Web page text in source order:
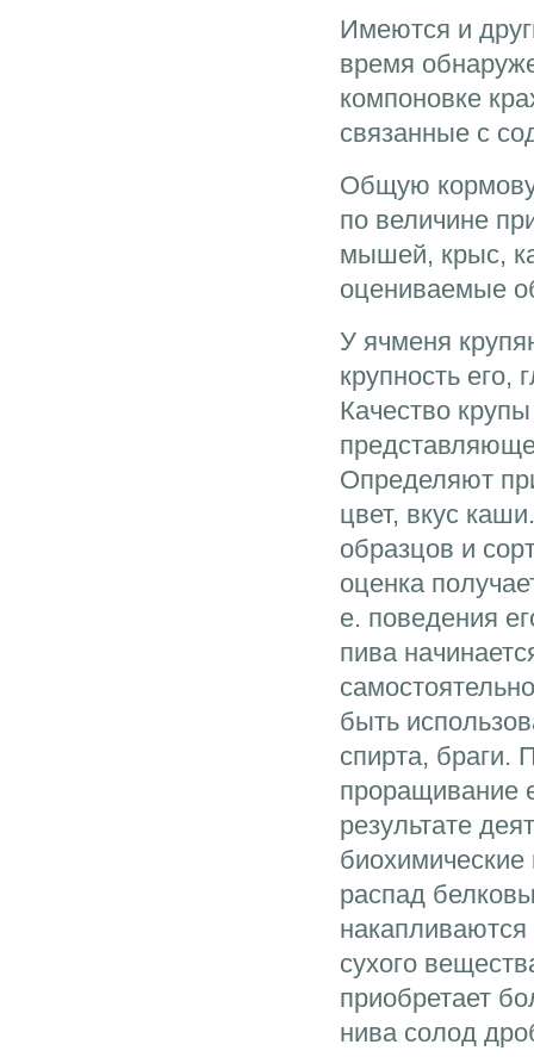
Имеются и
время
компоновке
связанные с
Общую
по величине
мышей, крыс,
оцениваемые
У ячменя
крупность
Качество
Определяют
цвет, вкус
образцов и
оценка
е. поведения
пива
быть
спирта, браги.
проращивание
результате
распад
сухого
приобретает
нива солод